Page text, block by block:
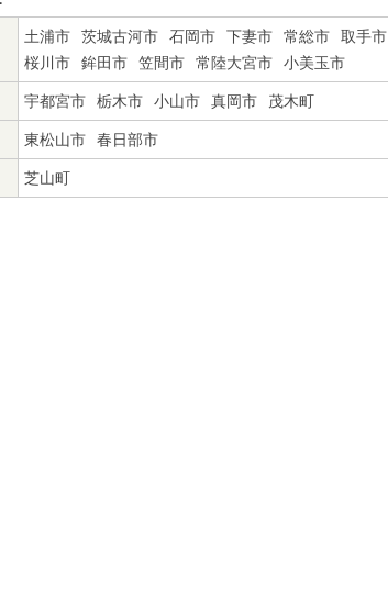
土浦市 茨城古河市 石岡市 下妻市 常総市 取手市
桜川市
鉾田市 笠間市 常陸大宮市 小美玉市
宇都宮市 栃木市 小山市 真岡市 茂木町
東松山市 春日部市
芝山町